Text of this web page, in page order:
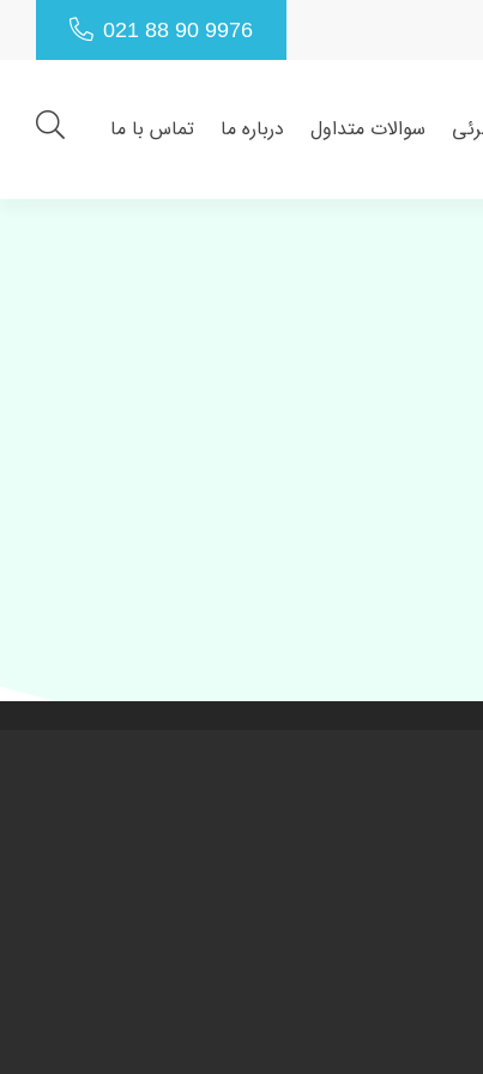
021 88 90 9976
سوالات متداول درباره ما تماس با ما